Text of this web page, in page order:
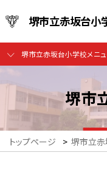
堺市立赤坂台小
堺市立赤坂台小学校メニ
堺市
トップページ > 堺市立